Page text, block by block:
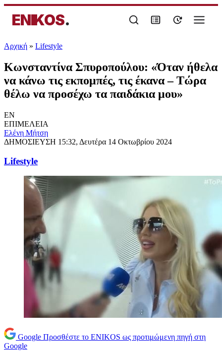
ENIKOS.
Αρχική » Lifestyle
Κωνσταντίνα Σπυροπούλου: «Όταν ήθελα
να κάνω τις εκπομπές, τις έκανα – Τώρα
θέλω να προσέχω τα παιδάκια μου»
EN
ΕΠΙΜΕΛΕΙΑ
Eλένη Μήτση
ΔΗΜΟΣΙΕΥΣΗ 15:32, Δευτέρα 14 Οκτωβρίου 2024
Lifestyle
Google Προσθέστε το ENIKOS ως προτιμώμενη πηγή στη
Google